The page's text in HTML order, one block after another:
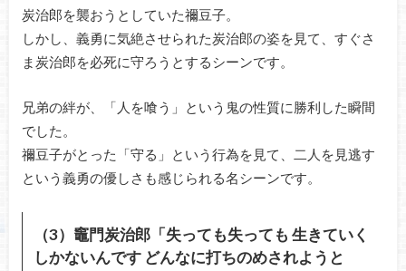
炭治郎を襲おうとしていた禰豆子。
しかし、義勇に気絶させられた炭治郎の姿を見て、すぐさ
ま炭治郎を必死に守ろうとするシーンです。
兄弟の絆が、「人を喰う」という鬼の性質に勝利した瞬間
でした。
禰豆子がとった「守る」という行為を見て、二人を見逃す
という義勇の優しさも感じられる名シーンです。
（3）竈門炭治郎「失っても失っても 生きていく
しかないんです どんなに打ちのめされようと